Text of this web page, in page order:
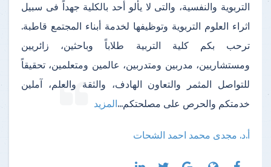
التربوية والنفسية، والتى لا يألو أحد بالكلية جهداً فى سبيل
اثراء العلوم التربوية وتوظيفها لخدمة أبناء المجتمع قاطبة.
ترحب بكم كلية التربية طلاباً وباحثين، زائريين
ومستشاريين، مدربين ومتدربين، عالمين ومتعلمين، تحقيقاً
للتواصل المثمر والتعاون الهادف، والثقة والعلم، آملين
خدمتكم والحرص على مصلحتكم...المزيد
أ.د. مجدى محمد احمد الشحات